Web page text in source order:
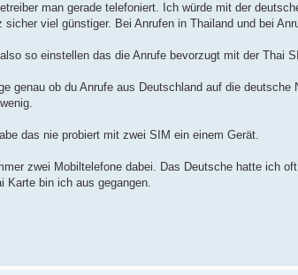
man gerade telefoniert. Ich würde mit der
sicher viel günstiger. Bei Anrufen in Thailand und bei
so einstellen das die Anrufe bevorzugt mit der Thai
genau ob du Anrufe aus Deutschland auf die
das nie probiert mit zwei SIM ein einem Gerät.
zwei Mobiltelefone dabei. Das Deutsche hatte ich
Karte bin ich aus gegangen.